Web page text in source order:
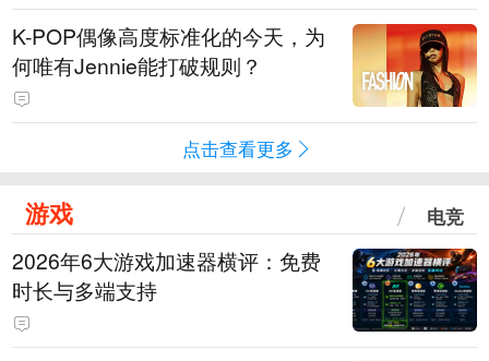
K-POP偶像高度标准化的今天，为
何唯有Jennie能打破规则？
点击查看更多
游戏 电竞
2026年6大游戏加速器横评：免费
时长与多端支持